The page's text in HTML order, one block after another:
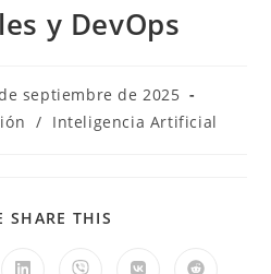
y DevOps
septiembre de 2025
/ Inteligencia Artificial
SHARE THIS